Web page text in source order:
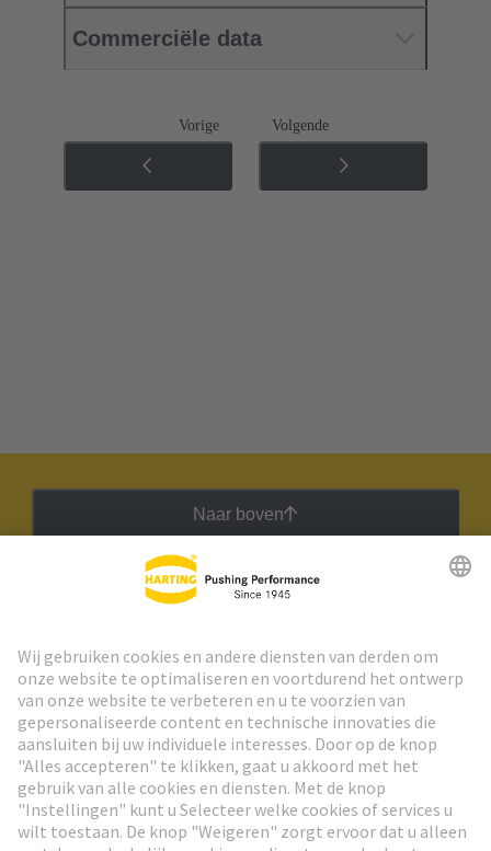
Commerciële data
Vorige Volgende
Naar boven
Ga naar registratie
Social Media